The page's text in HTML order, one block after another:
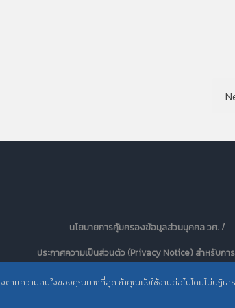
ามความสนใจของคุณมากที่สุด ถ้าคุณยังใช้งานต่อไปโดยไม่ปฏิเ
นโยบายการคุ้มครองข้อมูลส่วนบุคคล วศ. /
ประกาศความเป็นส่วนตัว (Privacy Notice) สำหรับกา
สารสนเทศ